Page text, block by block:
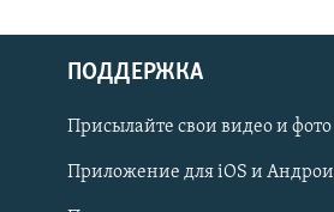
Українською
Qırımtatar
ПОДДЕРЖКА
Присылайте свои видео и фото
Приложение для iOS и